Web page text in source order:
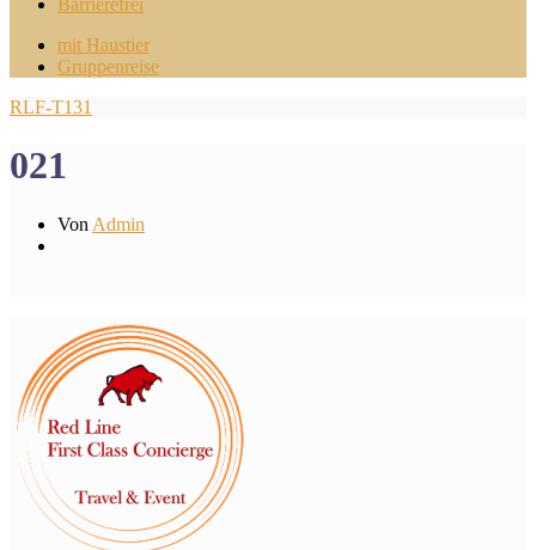
Barrierefrei
mit Haustier
Gruppenreise
RLF-T131
021
Von Admin